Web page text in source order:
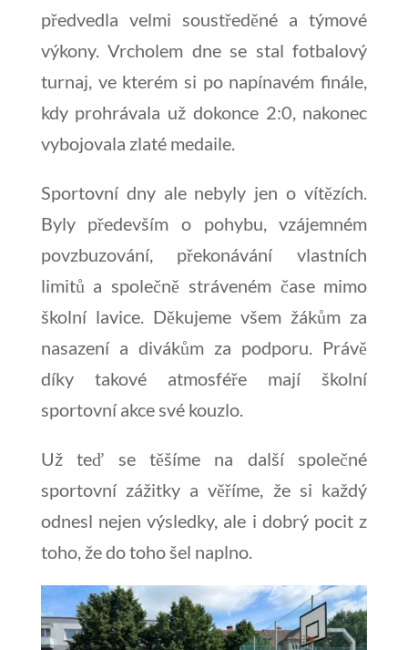
předvedla velmi soustředěné a týmové
výkony. Vrcholem dne se stal fotbalový
turnaj, ve kterém si po napínavém finále,
kdy prohrávala už dokonce 2:0, nakonec
vybojovala zlaté medaile.
Sportovní dny ale nebyly jen o vítězích.
Byly především o pohybu, vzájemném
povzbuzování, překonávání vlastních
limitů a společně stráveném čase mimo
školní lavice. Děkujeme všem žákům za
nasazení a divákům za podporu. Právě
díky takové atmosféře mají školní
sportovní akce své kouzlo.
Už teď se těšíme na další společné
sportovní zážitky a věříme, že si každý
odnesl nejen výsledky, ale i dobrý pocit z
toho, že do toho šel naplno.